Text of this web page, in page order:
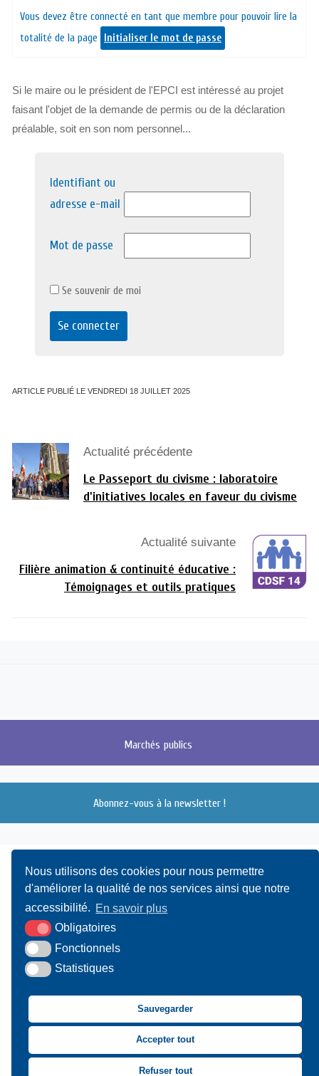
Nous utilisons des cookies pour nous permettre
d'améliorer la qualité de nos services ainsi que notre
accessibilité. En savoir plus
Obligatoires
Fonctionnels
Statistiques
Sauvegarder
Accepter tout
Refuser tout
Vous devez être connecté en tant que membre pour pouvoir lire la
totalité de la page
Initialiser le mot de passe
Si le maire ou le président de l'EPCI est intéressé au projet
faisant l'objet de la demande de permis ou de la déclaration
préalable, soit en son nom personnel...
Identifiant ou
adresse e-mail
Mot de passe
Se souvenir de moi
ARTICLE PUBLIÉ LE VENDREDI 18 JUILLET 2025
Actualité précédente
Le Passeport du civisme : laboratoire
d'initiatives locales en faveur du civisme
Actualité suivante
Filière animation & continuité éducative :
Témoignages et outils pratiques
Marchés publics
Abonnez-vous à la newsletter !
UAMC- 4, Bis Avenue du Canada - 14000 CAEN
02 31 15 55 10
Suivez-nous sur Facebook
Suivez-nous sur X
Suivez-nous sur LinkedIn
Suivez-nous sur